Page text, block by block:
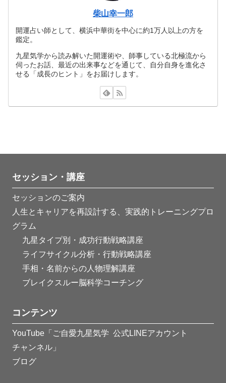
柴山幸一郎
開運占い師として、横浜中華街を中心に約1万人以上の方を
鑑定。
九星気学から読み解いた開運術や、師事している北極流から
伺ったお話、最近の出来事などを通じて、自分自身を進化さ
せる「成長のヒント」をお届けします。
セッション・講座
セッションのご案内
人生とキャリアを再設計する、実践的トレーニングプロ
グラム
九星タイプ別・成功行動戦略講座
ライフサイクル分析・行動戦略講座
手相・名前からの人物理解講座
ブレイクスルー脳科学コーチング
コンテンツ
YouTube「ご自愛九星気学
チャンネル」
公式LINEアカウント
ブログ